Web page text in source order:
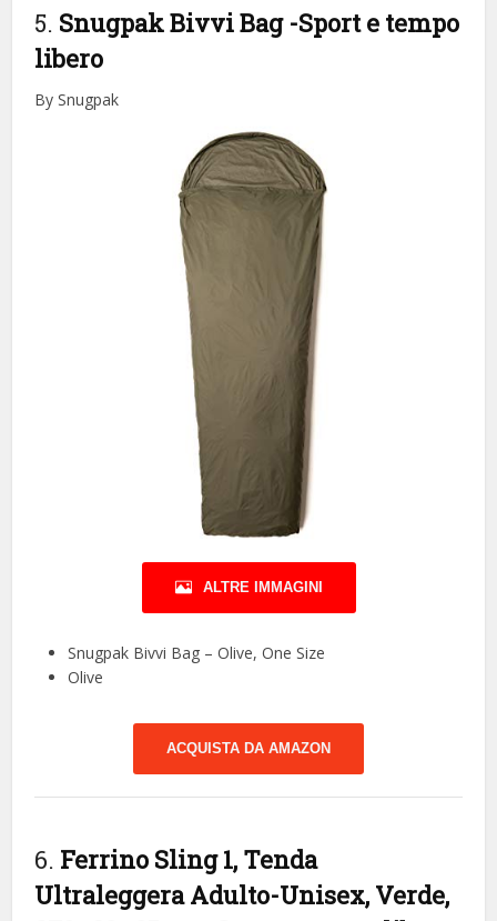
5. Snugpak Bivvi Bag -Sport e tempo
libero
By Snugpak
ALTRE IMMAGINI
Snugpak Bivvi Bag – Olive, One Size
Olive
ACQUISTA DA AMAZON
6. Ferrino Sling 1, Tenda
Ultraleggera Adulto-Unisex, Verde,